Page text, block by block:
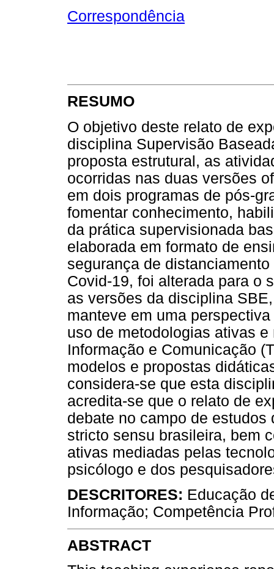
Correspondência
RESUMO
O objetivo deste relato de
disciplina Supervisão
proposta estrutural, as
ocorridas nas duas versões
em dois programas de pós-
fomentar conhecimento,
da prática supervisionada
elaborada em formato de
segurança de
Covid-19, foi alterada para o
as versões da disciplina
manteve em uma
uso de metodologias ativas
Informação e Comunicação
modelos e propostas
considera-se que esta
acredita-se que o relato de
debate no campo de
stricto sensu brasileira, bem
ativas mediadas pelas
psicólogo e dos
DESCRITORES: Educação
Informação; Competência
ABSTRACT